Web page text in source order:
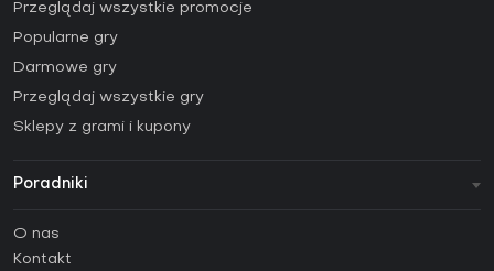
Przeglądaj wszystkie promocje
Popularne gry
Darmowe gry
Przeglądaj wszystkie gry
Sklepy z grami i kupony
Poradniki
Poradniki
O nas
Kontakt